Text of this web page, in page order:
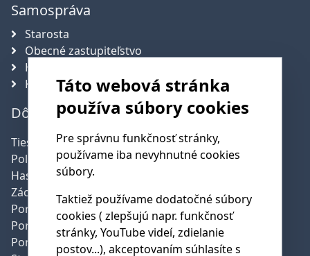
Samospráva
Starosta
Obecné zastupiteľstvo
Hlavný kontrolór obce
Komisie
Dôležité telefónne čísla
Tiesňová linka:112
Polícia:
158
Hasičská služba:
Záchranná služba:
155
Poruchy SSE: 0800 159 000
Poruchy SPP: 0850 111 727
Poruchy pev.linky:
0800 123 777
Táto webová stránka
používa súbory cookies
Pre správnu funkčnosť stránky,
používame iba nevyhnutné cookies
súbory.
Taktiež používame dodatočné súbory
cookies ( zlepšujú napr. funkčnosť
stránky, YouTube videí, zdielanie
postov...), akceptovaním súhlasíte s